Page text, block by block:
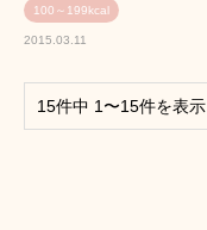
100～199kcal
2015.03.11
15件中 1〜15件を表示